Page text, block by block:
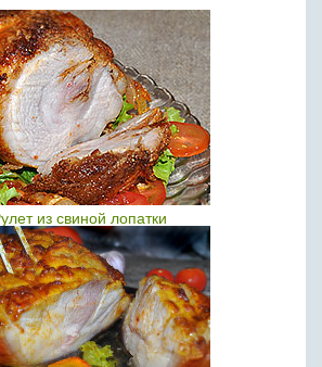
из свиной лопатки